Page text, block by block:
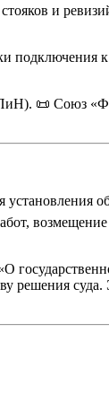
и
📜 Союз
решения